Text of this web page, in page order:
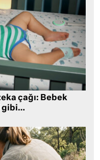
çağı: Bebek
gibi…